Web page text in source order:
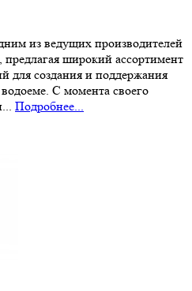
из ведущих производителей
предлагая широкий ассортимент
для создания и поддержания
С момента своего
Подробнее...